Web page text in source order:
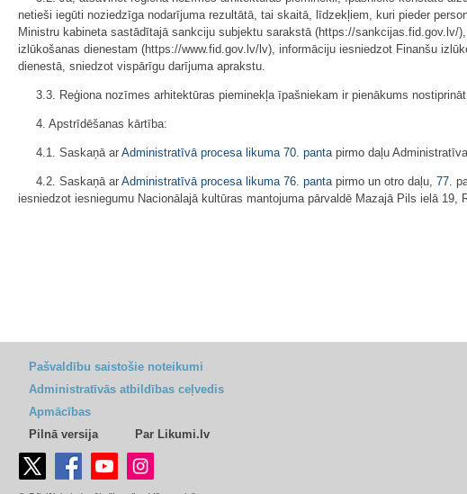
netieši iegūti noziedzīga nodarījuma rezultātā, tai skaitā, līdzekļiem, kuri pieder
Ministru kabineta sastādītajā sankciju subjektu sarakstā (https://
izlūkošanas dienestam (https://www.fid.gov.lv/lv), informāciju iesniedzot Finanšu
dienestā, sniedzot vispārīgu darījuma aprakstu.
3.3. Reģiona nozīmes arhitektūras pieminekļa īpašniekam ir pienākums
4. Apstrīdēšanas kārtība:
4.1. Saskaņā ar Administratīvā procesa likuma 70. pantapirmo daļu
4.2. Saskaņā ar Administratīvā procesa likuma 76. pantapirmo un otro daļu, 77.
iesniedzot iesniegumu Nacionālajā kultūras mantojuma pārvaldē Mazajā Pils ielā
Pašvaldību saistošie noteikumi
Administratīvās atbildības ceļvedis
Apmācības
Pilnā versija
Par Likumi.lv